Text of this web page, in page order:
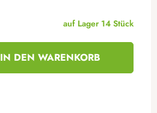
auf Lager 14 Stück
IN DEN WARENKORB